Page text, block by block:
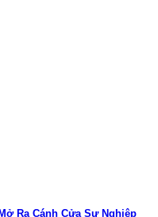
Ra Cánh Cửa Sự Nghiệp